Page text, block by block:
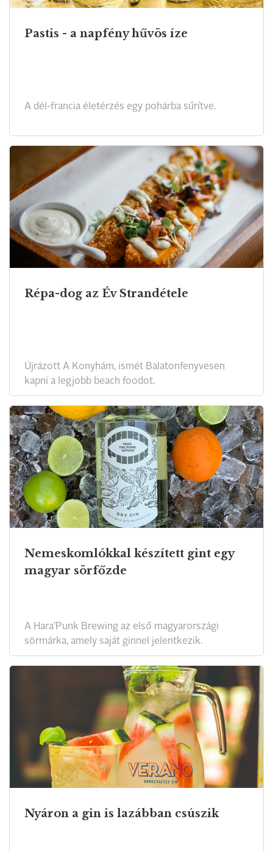
Pastis - a napfény hűvös íze
A dél-francia életérzés egy pohárba sűrítve.
Répa-dog az Év Strandétele
Újrázott A Konyhám, ismét Balatonfenyvesen
kapni a legjobb beach foodot.
Nemeskomlókkal készített gint egy
magyar sörfőzde
A Hara’Punk Brewing az első magyarországi
sörmárka, amely saját ginnel jelentkezik.
Nyáron a gin is lazábban csúszik